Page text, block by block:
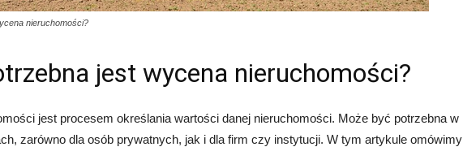
nieruchomości?
jest wycena nieruchomości?
jest procesem określania wartości danej nieruchomości. Może być potrzebna w
zarówno dla osób prywatnych, jak i dla firm czy instytucji. W tym artykule omówimy